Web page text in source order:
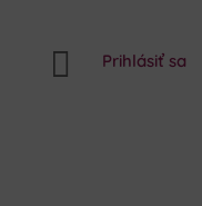
 Prihlásiť sa